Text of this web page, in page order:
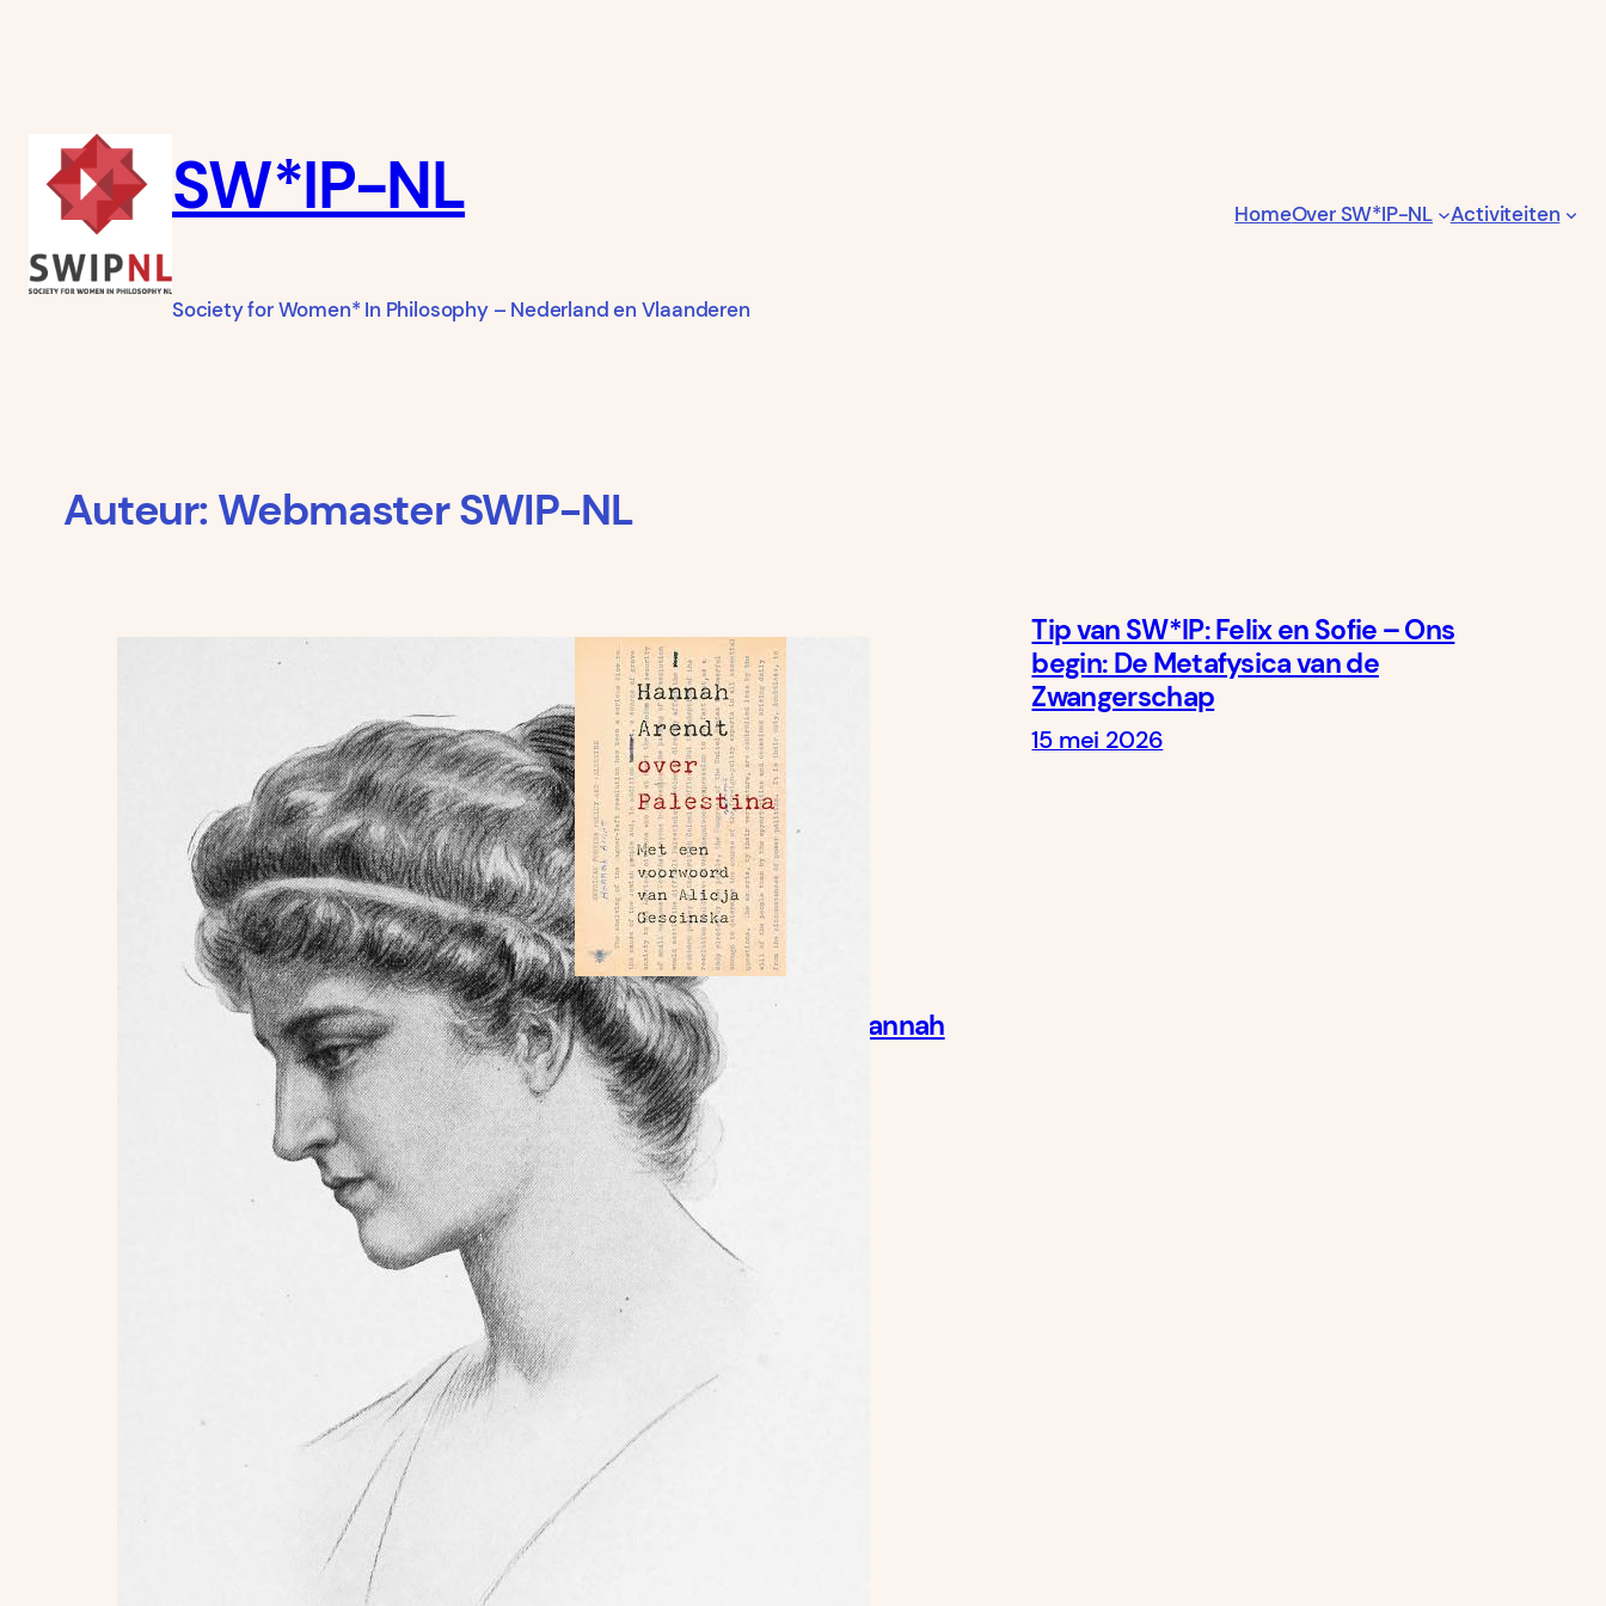
SW*IP-NL
Society for Women* In Philosophy – Nederland en Vlaanderen
HomeOver SW*IP-NL Activiteiten
Auteur:Webmaster SWIP-NL
SW*IP-NL Leesgroep: Hannah
Arendt – Over Palestina
5 juni 2026
Tip van SW*IP: Felix en Sofie – Ons
begin: De Metafysica van de
Zwangerschap
15 mei 2026